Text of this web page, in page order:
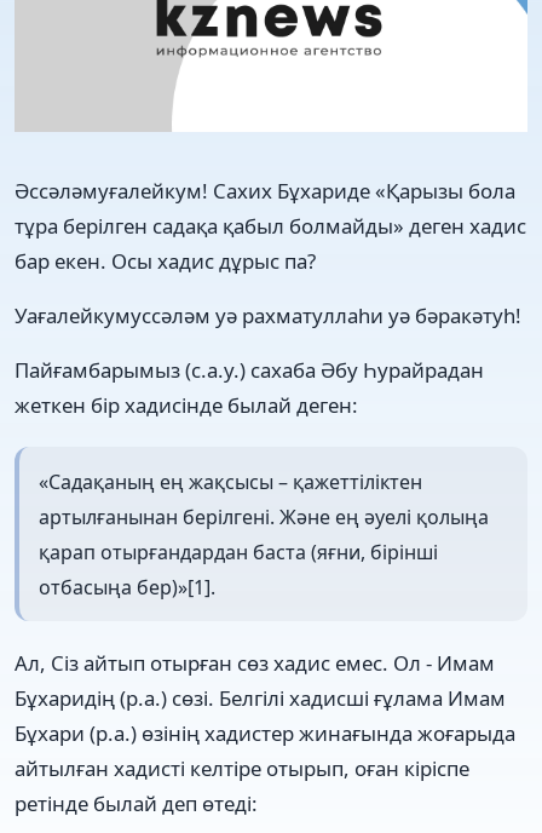
Әссәләмуғалейкум! Сахих Бұхариде «Қарызы бола
тұра берілген садақа қабыл болмайды» деген хадис
бар екен. Осы хадис дұрыс па?
Уағалейкумуссәләм уә рахматуллаһи уә бәракәтуһ!
Пайғамбарымыз (с.а.у.) сахаба Әбу Һурайрадан
жеткен бір хадисінде былай деген:
«Садақаның ең жақсысы – қажеттіліктен
артылғанынан берілгені. Және ең әуелі қолыңа
қарап отырғандардан баста (яғни, бірінші
отбасыңа бер)»[1].
Ал, Сіз айтып отырған сөз хадис емес. Ол - Имам
Бұхаридің (р.а.) сөзі. Белгілі хадисші ғұлама Имам
Бұхари (р.а.) өзінің хадистер жинағында жоғарыда
айтылған хадисті келтіре отырып, оған кіріспе
ретінде былай деп өтеді: